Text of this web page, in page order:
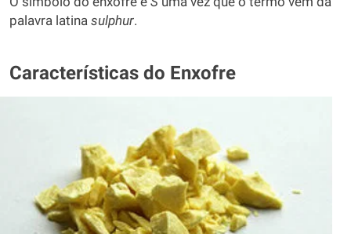
palavra latina sulphur.
Características do Enxofre